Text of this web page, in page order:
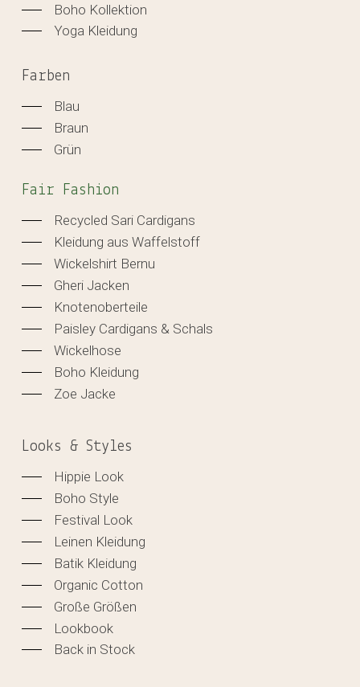
Boho Kollektion
Yoga Kleidung
Farben
Blau
Braun
Grün
Fair Fashion
Recycled Sari Cardigans
Kleidung aus Waffelstoff
Wickelshirt Bernu
Gheri Jacken
Knotenoberteile
Paisley Cardigans & Schals
Wickelhose
Boho Kleidung
Zoe Jacke
Looks & Styles
Hippie Look
Boho Style
Festival Look
Leinen Kleidung
Batik Kleidung
Organic Cotton
Große Größen
Lookbook
Back in Stock